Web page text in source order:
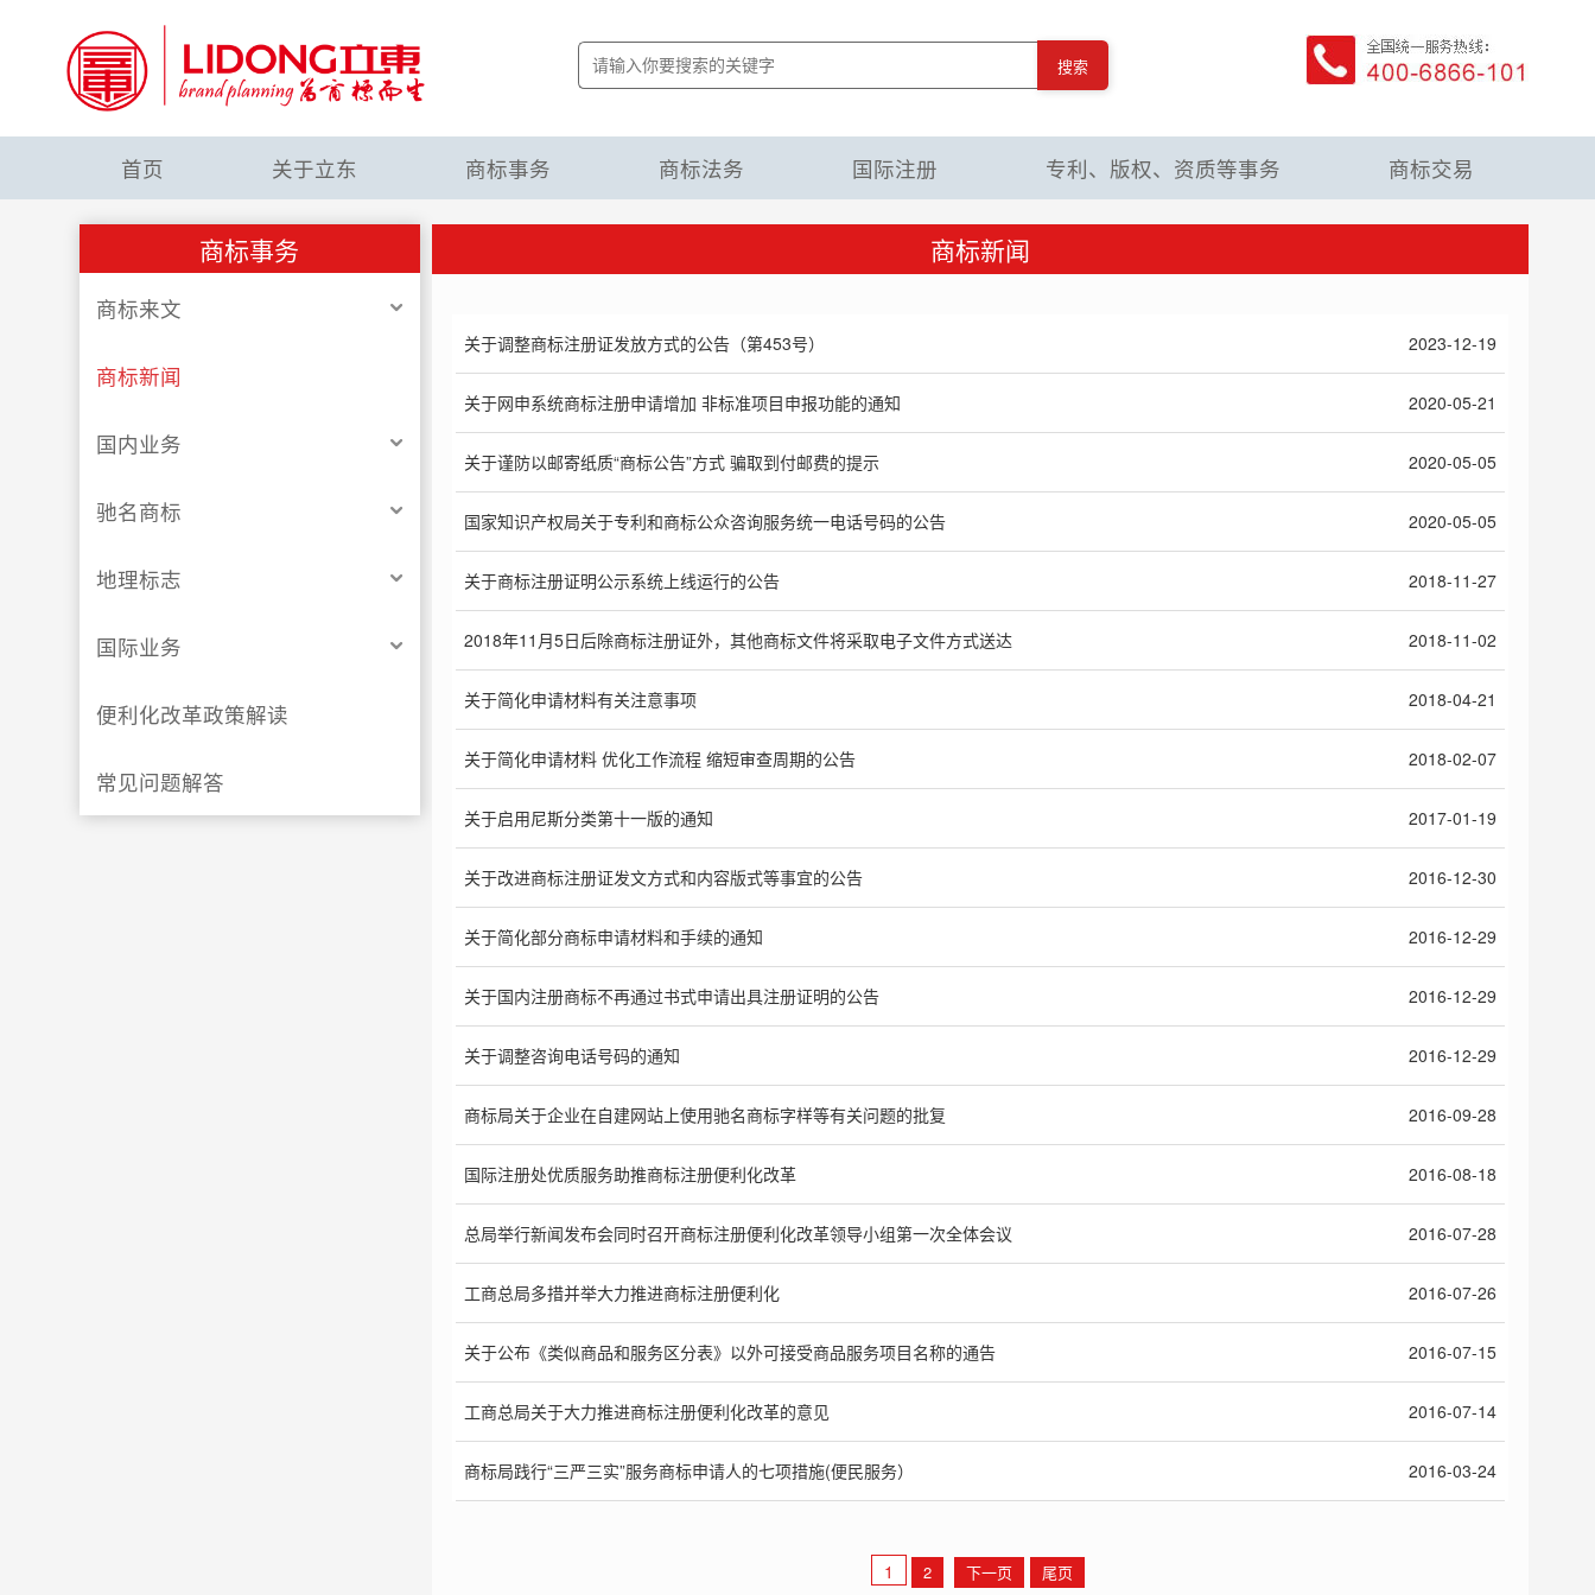
搜索
首页 关于立东 商标事务 商标法务 国际注册 专利、版权、资质等事务 商标交易
商标事务
商标来文
商标新闻
国内业务
驰名商标
地理标志
国际业务
便利化改革政策解读
常见问题解答
商标新闻
关于调整商标注册证发放方式的公告（第453号） 2023-12-19
关于网申系统商标注册申请增加 非标准项目申报功能的通知 2020-05-21
关于谨防以邮寄纸质“商标公告”方式 骗取到付邮费的提示 2020-05-05
国家知识产权局关于专利和商标公众咨询服务统一电话号码的公告 2020-05-05
关于商标注册证明公示系统上线运行的公告 2018-11-27
2018年11月5日后除商标注册证外，其他商标文件将采取电子文件方式送达 2018-11-02
关于简化申请材料有关注意事项 2018-04-21
关于简化申请材料 优化工作流程 缩短审查周期的公告 2018-02-07
关于启用尼斯分类第十一版的通知 2017-01-19
关于改进商标注册证发文方式和内容版式等事宜的公告 2016-12-30
关于简化部分商标申请材料和手续的通知 2016-12-29
关于国内注册商标不再通过书式申请出具注册证明的公告 2016-12-29
关于调整咨询电话号码的通知 2016-12-29
商标局关于企业在自建网站上使用驰名商标字样等有关问题的批复 2016-09-28
国际注册处优质服务助推商标注册便利化改革 2016-08-18
总局举行新闻发布会同时召开商标注册便利化改革领导小组第一次全体会议 2016-07-28
工商总局多措并举大力推进商标注册便利化 2016-07-26
关于公布《类似商品和服务区分表》以外可接受商品服务项目名称的通告 2016-07-15
工商总局关于大力推进商标注册便利化改革的意见 2016-07-14
商标局践行“三严三实”服务商标申请人的七项措施(便民服务） 2016-03-24
1 2 下一页 尾页